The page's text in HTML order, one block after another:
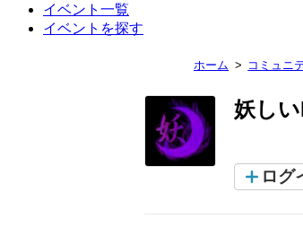
イベント一覧
イベントを探す
ホーム コミュニ
妖しい
ログ